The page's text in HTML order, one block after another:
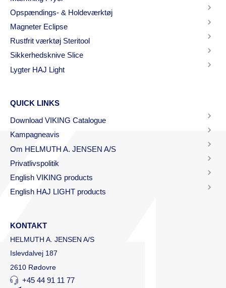
Opspændings- & Holdeværktøj
Magneter Eclipse
Rustfrit værktøj Steritool
Sikkerhedsknive Slice
Lygter HAJ Light
QUICK LINKS
Download VIKING Catalogue
Kampagneavis
Om HELMUTH A. JENSEN A/S
Privatlivspolitik
English VIKING products
English HAJ LIGHT products
KONTAKT
HELMUTH A. JENSEN A/S
Islevdalvej 187
2610 Rødovre
+45 44 91 11 77